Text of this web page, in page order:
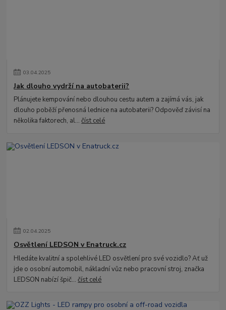
03.04.2025
Jak dlouho vydrží na autobaterii?
Plánujete kempování nebo dlouhou cestu autem a zajímá vás, jak
dlouho poběží přenosná lednice na autobaterii? Odpověď závisí na
několika faktorech, al...číst celé
02.04.2025
Osvětlení LEDSON v Enatruck.cz
Hledáte kvalitní a spolehlivé LED osvětlení pro své vozidlo? Ať už
jde o osobní automobil, nákladní vůz nebo pracovní stroj, značka
LEDSON nabízí špič...číst celé